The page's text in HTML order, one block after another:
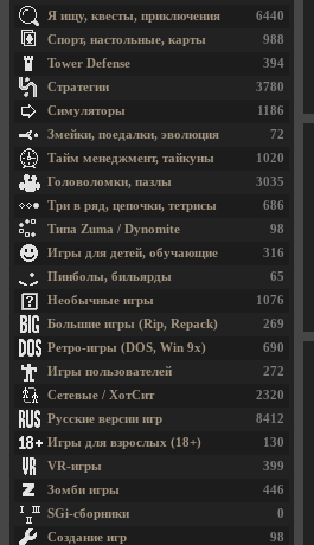
6440
Я ищу, квесты, приключения
988
Спорт, настольные, карты
394
Tower Defense
3780
Стратегии
1186
Симуляторы
72
Змейки, поедалки, эволюция
1020
Тайм менеджмент, тайкуны
3035
Головоломки, пазлы
686
Три в ряд, цепочки, тетрисы
98
Типа Zuma / Dynomite
316
Игры для детей, обучающие
65
Пинболы, бильярды
1076
Необычные игры
269
Большие игры (Rip, Repack)
690
Ретро-игры (DOS, Win 9x)
272
Игры пользователей
2320
Сетевые / ХотСит
8412
Русские версии игр
130
Игры для взрослых (18+)
399
VR-игры
446
Зомби игры
0
SGi-сборники
98
Создание игр